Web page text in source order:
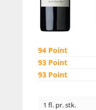
94 Point
93 Point
93 Point
1 fl. pr. stk.